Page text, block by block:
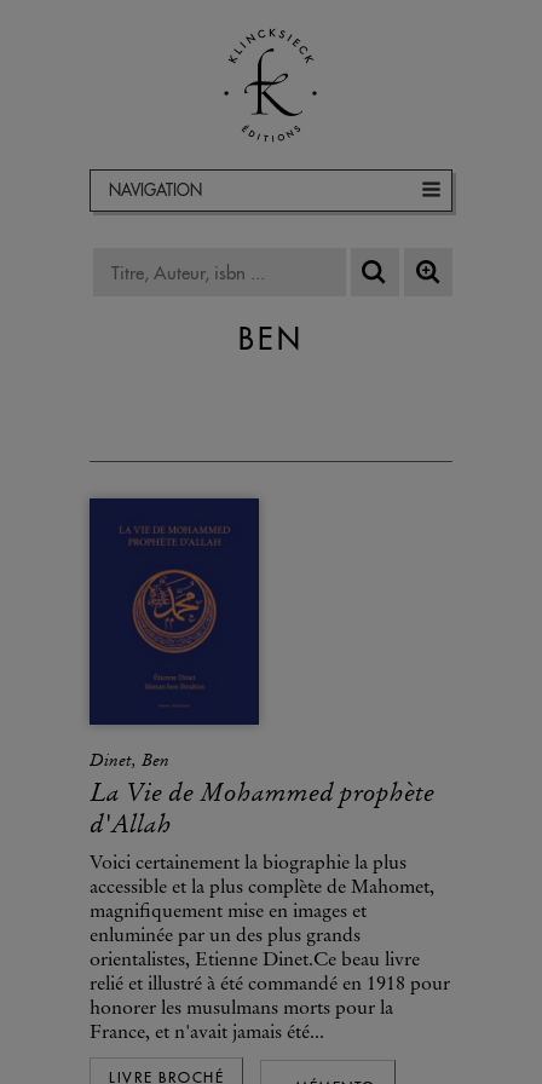
NAVIGATION
BEN
Dinet, Ben
La Vie de Mohammed prophète
d'Allah
Voici certainement la biographie la plus
accessible et la plus complète de Mahomet,
magnifiquement mise en images et
enluminée par un des plus grands
orientalistes, Etienne Dinet.Ce beau livre
relié et illustré à été commandé en 1918 pour
honorer les musulmans morts pour la
France, et n'avait jamais été...
LIVRE BROCHÉ